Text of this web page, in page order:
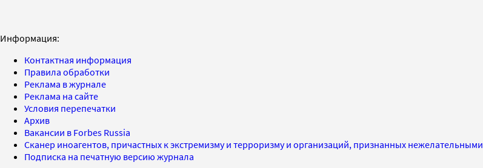
Информация:
Контактная информация
Правила обработки
Реклама в журнале
Реклама на сайте
Условия перепечатки
Архив
Вакансии в Forbes Russia
Сканер иноагентов, причастных к экстремизму и терроризму и организаций, признанных нежелательными
Подписка на печатную версию журнала